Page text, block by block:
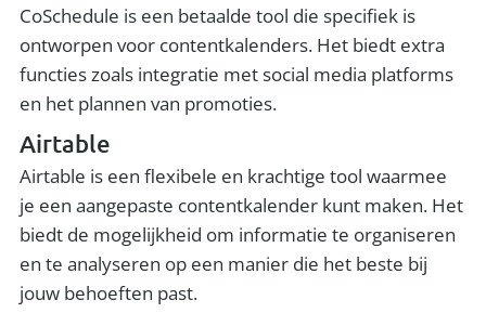
CoSchedule is een betaalde tool die specifiek is
ontworpen voor contentkalenders. Het biedt extra
functies zoals integratie met social media platforms
en het plannen van promoties.
Airtable
Airtable is een flexibele en krachtige tool waarmee
je een aangepaste contentkalender kunt maken. Het
biedt de mogelijkheid om informatie te organiseren
en te analyseren op een manier die het beste bij
jouw behoeften past.